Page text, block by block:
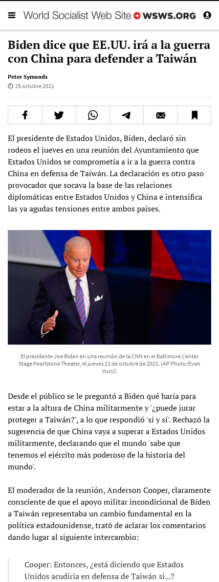
Biden dice que EE.UU. irá a la guerra
con China para defender a Taiwán
Peter Symonds
25 octubre 2021
El presidente de Estados Unidos, Biden, declaró sin
rodeos el jueves en una reunión del Ayuntamiento que
Estados Unidos se comprometía a ir a la guerra contra
China en defensa de Taiwán. La declaración es otro paso
provocador que socava la base de las relaciones
diplomáticas entre Estados Unidos y China e intensifica
las ya agudas tensiones entre ambos países.
El presidente Joe Biden en una reunión de la CNN en el Baltimore Center
Stage Pearlstone Theater, el jueves 21 de octubre de 2021. (AP Photo/Evan
Vucci)
Desde el público se le preguntó a Biden qué haría para
estar a la altura de China militarmente y '¿puede jurar
proteger a Taiwán?', a lo que respondió 'sí y sí'. Rechazó la
sugerencia de que China vaya a superar a Estados Unidos
militarmente, declarando que el mundo 'sabe que
tenemos el ejército más poderoso de la historia del
mundo'.
El moderador de la reunión, Anderson Cooper, claramente
consciente de que el apoyo militar incondicional de Biden
a Taiwán representaba un cambio fundamental en la
política estadounidense, trató de aclarar los comentarios
dando lugar al siguiente intercambio:
Cooper: Entonces, ¿está diciendo que Estados
Unidos acudiría en defensa de Taiwán si...?